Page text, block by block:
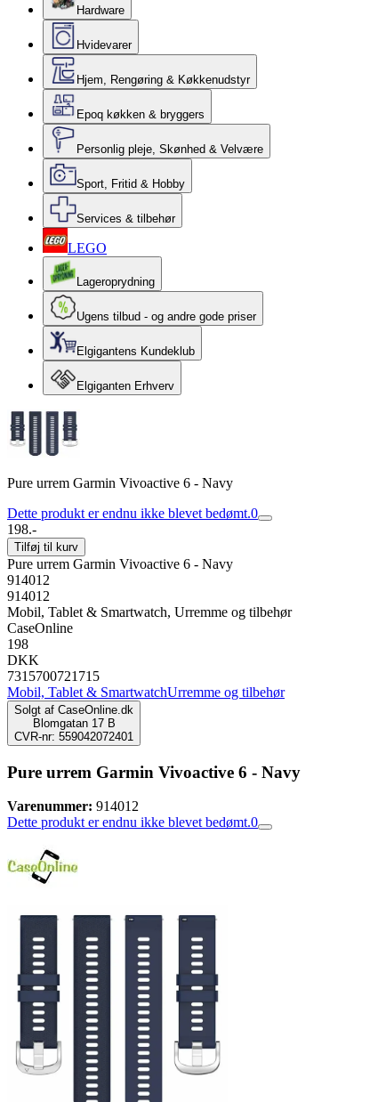
Hardware
Hvidevarer
Hjem, Rengøring & Køkkenudstyr
Epoq køkken & bryggers
Personlig pleje, Skønhed & Velvære
Sport, Fritid & Hobby
Services & tilbehør
LEGO
Lageroprydning
Ugens tilbud - og andre gode priser
Elgigantens Kundeklub
Elgiganten Erhverv
Pure urrem Garmin Vivoactive 6 - Navy
Dette produkt er endnu ikke blevet bedømt.0
198.-
Tilføj til kurv
Pure urrem Garmin Vivoactive 6 - Navy
914012
914012
Mobil, Tablet & Smartwatch, Urremme og tilbehør
CaseOnline
198
DKK
7315700721715
Mobil, Tablet & SmartwatchUrremme og tilbehør
Solgt af CaseOnline.dk
Blomgatan 17 B
CVR-nr: 559042072401
Pure urrem Garmin Vivoactive 6 - Navy
Varenummer: 914012
Dette produkt er endnu ikke blevet bedømt.0